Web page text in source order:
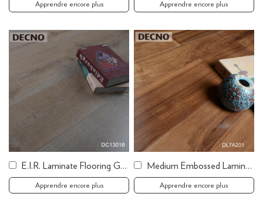
Apprendre encore plus Apprendre encore plus
E.I.R. Laminate Flooring Grey White Laminate
Apprendre encore plus
Medium Embossed Laminate Flooring
Apprendre encore plus